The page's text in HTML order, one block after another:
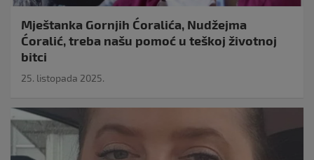
Mještanka Gornjih Ćoralića, Nudžejma
Ćoralić, treba našu pomoć u teškoj životnoj
bitci
25. listopada 2025.